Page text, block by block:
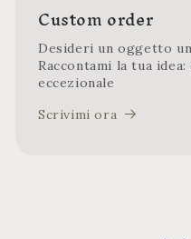
Custom order
Desideri un oggetto
Raccontami la tua
eccezionale
Scrivimi ora